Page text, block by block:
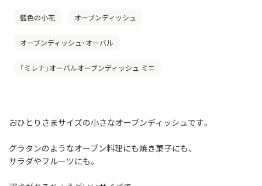
藍色の小花 オーブンディッシュ
オーブンディッシュ・オーバル
「ミレナ」オーバルオーブンディッシュ ミニ
おひとりさまサイズの小さなオーブンディッシュです。
グラタンのようなオーブン料理にも焼き菓子にも、
サラダやフルーツにも。